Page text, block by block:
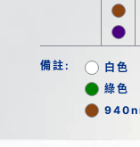
備註: 白色
綠色